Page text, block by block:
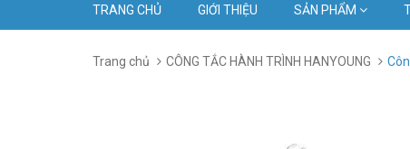
TRANG CHỦ GIỚI THIỆU SẢN PHẨM
Trang chủ CÔNG TẮC HÀNH TRÌNH HANYOUNG